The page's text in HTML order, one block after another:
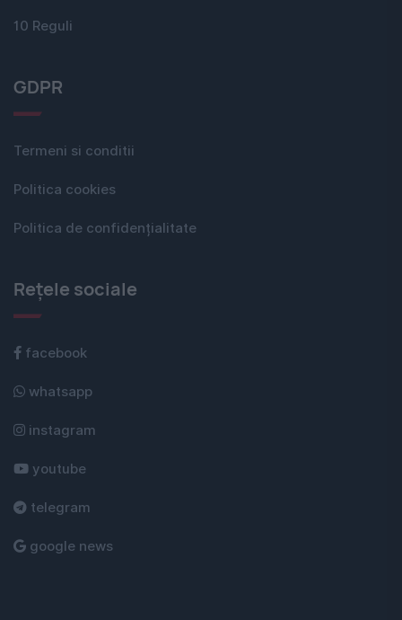
10 Reguli
GDPR
Termeni si conditii
Politica cookies
Politica de confidențialitate
Rețele sociale
facebook
whatsapp
instagram
youtube
telegram
google news